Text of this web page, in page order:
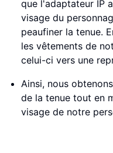
que l'adaptateur IP
visage du
peaufiner la tenue.
les vêtements de
celui-ci vers une
Ainsi, nous
de la tenue tout en
visage de notre